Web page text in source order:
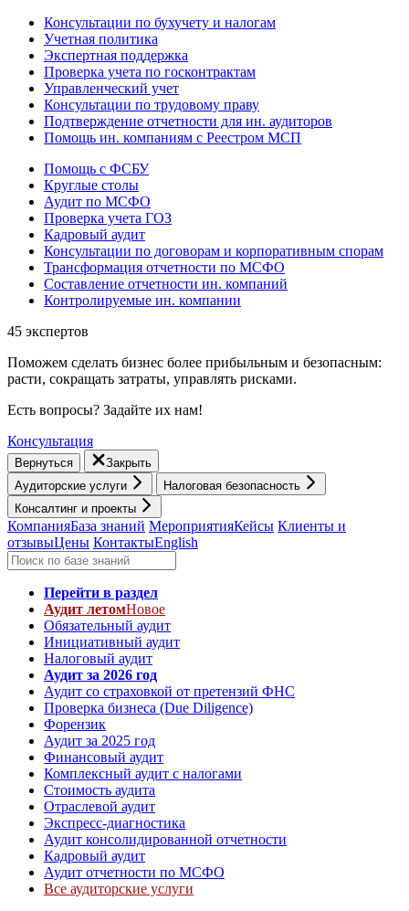
Консультации по бухучету и налогам
Учетная политика
Экспертная поддержка
Проверка учета по госконтрактам
Управленческий учет
Консультации по трудовому праву
Подтверждение отчетности для ин. аудиторов
Помощь ин. компаниям с Реестром МСП
Помощь с ФСБУ
Круглые столы
Аудит по МСФО
Проверка учета ГОЗ
Кадровый аудит
Консультации по договорам и корпоративным спорам
Трансформация отчетности по МСФО
Составление отчетности ин. компаний
Контролируемые ин. компании
45 экспертов
Поможем сделать бизнес более прибыльным и безопасным:
расти, cокращать затраты, управлять рисками.
Есть вопросы? Задайте их нам!
Консультация
Вернуться
Закрыть
Аудиторские услуги
Налоговая безопасность
Консалтинг и проекты
КомпанияБаза знаний МероприятияКейсы Клиенты и
отзывыЦены КонтактыEnglish
Перейти в раздел
Аудит летомНовое
Обязательный аудит
Инициативный аудит
Налоговый аудит
Аудит за 2026 год
Аудит со страховкой от претензий ФНС
Проверка бизнеса (Due Diligence)
Форензик
Аудит за 2025 год
Финансовый аудит
Комплексный аудит с налогами
Стоимость аудита
Отраслевой аудит
Экспресс-диагностика
Аудит консолидированной отчетности
Кадровый аудит
Аудит отчетности по МСФО
Все аудиторские услуги